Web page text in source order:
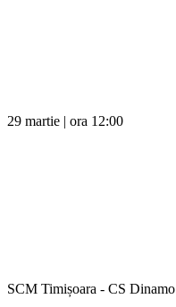
29 martie | ora 12:00
SCM Timișoara - CS Dinamo